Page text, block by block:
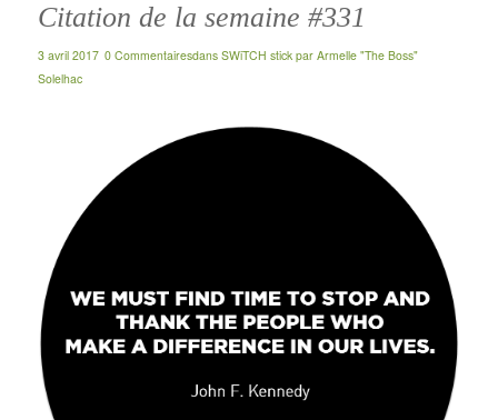
Citation de la semaine #331
3 avril 2017 0 Commentairesdans SWiTCH stick par Armelle "The Boss"
Solelhac